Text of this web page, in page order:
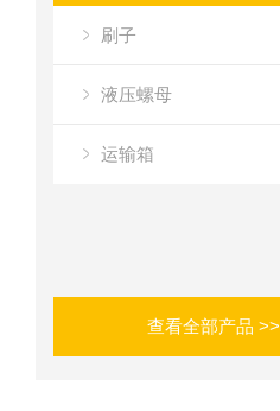
刷子
液压螺母
运输箱
查看全部产品 >>